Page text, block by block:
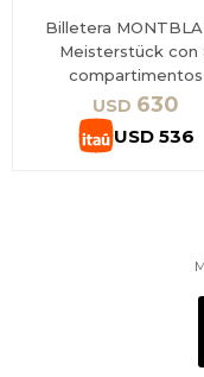
Billetera
Meisterstück con
compartimentos
USD 630
USD 536